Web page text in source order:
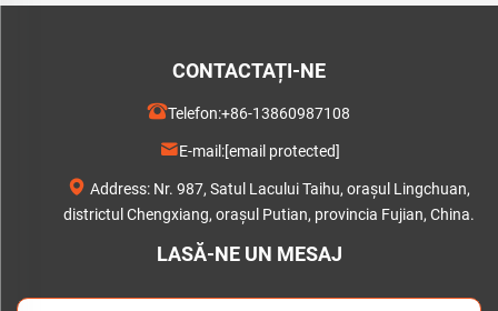
CONTACTAȚI-NE
Telefon:+86-13860987108
E-mail:[email protected]
Address: Nr. 987, Satul Lacului Taihu, orașul Lingchuan,
districtul Chengxiang, orașul Putian, provincia Fujian, China.
LASĂ-NE UN MESAJ